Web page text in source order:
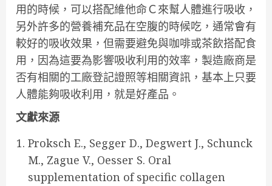
用的時候，可以搭配維他命Ｃ來幫人體進行吸收，
另外許多的營養補充品在空腹的時候吃，通常會有
較好的吸收效果，但需要避免與咖啡或茶飲搭配食
用，因為這要為影響吸收利用的效率，製造廠商是
否有相關的工廠登記證照等相關資訊，基本上只要
人體能夠吸收利用，就是好產品。
文獻來源
Proksch E., Segger D., Degwert J., Schunck
M., Zague V., Oesser S. Oral
supplementation of specific collagen